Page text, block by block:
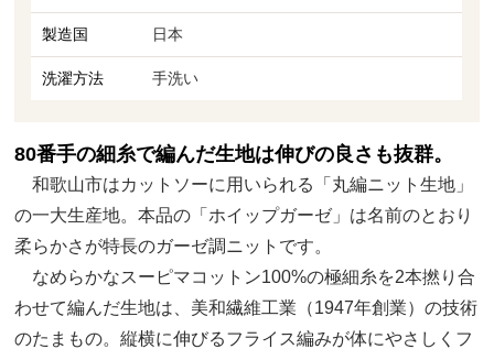
製造国 日本
洗濯方法 手洗い
80番手の細糸で編んだ生地は伸びの良さも抜群。
和歌山市はカットソーに用いられる「丸編ニット生地」
の一大生産地。本品の「ホイップガーゼ」は名前のとおり
柔らかさが特長のガーゼ調ニットです。
なめらかなスーピマコットン100%の極細糸を2本撚り合
わせて編んだ生地は、美和繊維工業（1947年創業）の技術
のたまもの。縦横に伸びるフライス編みが体にやさしくフ